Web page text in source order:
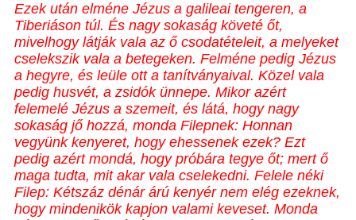
Ezek után elméne Jézus a galileai tengeren, a
Tiberiáson túl. És nagy sokaság követé őt,
mivelhogy látják vala az ő csodatételeit, a melyeket
cselekszik vala a betegeken. Felméne pedig Jézus
a hegyre, és leüle ott a tanítványaival. Közel vala
pedig husvét, a zsidók ünnepe. Mikor azért
felemelé Jézus a szemeit, és látá, hogy nagy
sokaság jő hozzá, monda Filepnek: Honnan
vegyünk kenyeret, hogy ehessenek ezek? Ezt
pedig azért mondá, hogy próbára tegye őt; mert ő
maga tudta, mit akar vala cselekedni. Felele néki
Filep: Kétszáz dénár árú kenyér nem elég ezeknek,
hogy mindenikök kapjon valami keveset. Monda